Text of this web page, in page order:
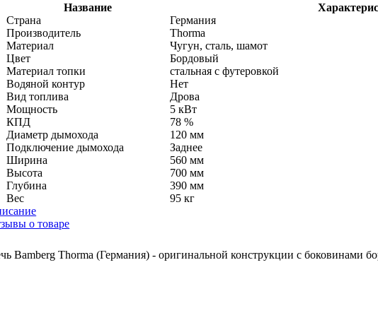
Название
Страна
Германия
Производитель
Thorma
Материал
Чугун, сталь, шамот
Цвет
Бордовый
Материал топки
стальная с футеровкой
Водяной контур
Нет
Вид топлива
Дрова
Мощность
5 кВт
КПД
78 %
Диаметр дымохода
120 мм
Подключение дымохода
Заднее
Ширина
560 мм
Высота
700 мм
Глубина
390 мм
Вес
95 кг
о товаре
Bamberg Thorma (Германия) - оригинальной конструкции с боковинами